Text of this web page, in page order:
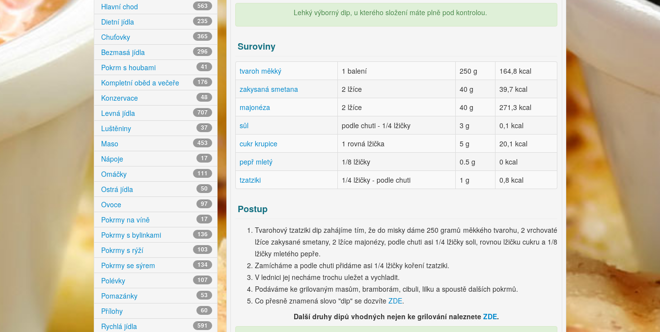
Hlavní chod 563
Dietní jídla 235
Chuťovky 365
Bezmasá jídla 296
Pokrm s houbami 41
Kompletní oběd a večeře 176
Konzervace 48
Levná jídla 707
Luštěniny 37
Maso 453
Nápoje 17
Omáčky 111
Ostrá jídla 50
Ovoce 97
Pokrmy na víně 17
Pokrmy s bylinkami 136
Pokrmy s rýží 103
Pokrmy se sýrem 134
Polévky 107
Pomazánky 53
Přílohy 60
Rychlá jídla 591
Lehký výborný dip, u kterého složení máte plně pod kontrolou.
Suroviny
tvaroh měkký 1 balení 250 g
164,8 kcal
zakysaná smetana
2 lžíce 40 g
39,7 kcal
majonéza
2 lžíce 40 g
271,3 kcal
sůl
podle chuti - 1/4 lžičky 3 g
0,1 kcal
cukr krupice
1 rovná lžička 5 g
20,1 kcal
pepř mletý
1/8 lžičky 0.5 g
0 kcal
tzatziki
1/4 lžičky - podle chuti 1 g 0,8 kcal
Postup
Tvarohový tzatziki dip zahájíme tím, že do misky dáme 250 gramů měkkého tvarohu, 2 vrchovaté
lžíce zakysané smetany, 2 lžíce majonézy, podle chuti asi 1/4 lžičky soli, rovnou lžičku cukru a 1/8
lžičky mletého pepře.
Zamícháme a podle chuti přidáme asi 1/4 lžičky koření tzatziki.
V lednici jej necháme trochu uležet a vychladit.
Podáváme ke grilovaným masům, bramborám, cibuli, lilku a spoustě dalších pokrmů.
Co přesně znamená slovo "dip" se dozvíte ZDE.
Další druhy dipů vhodných nejen ke grilování naleznete ZDE.